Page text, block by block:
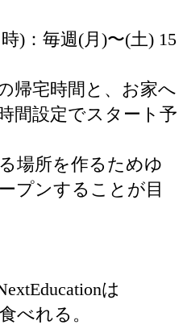
)：毎週(月)〜(土) 15
帰宅時間と、お家へ
間設定でスタート予
場所を作るためゆ
プンすることが目
は
べれる。